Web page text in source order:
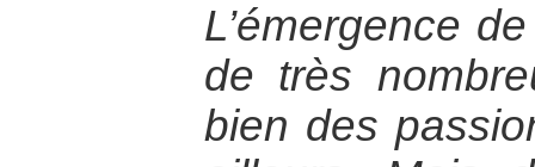
L’émergence
de très
bien des